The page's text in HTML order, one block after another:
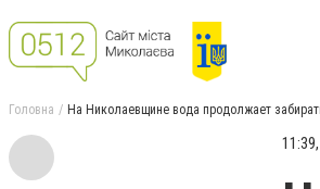
Головна На Николаевщине вода продолжает